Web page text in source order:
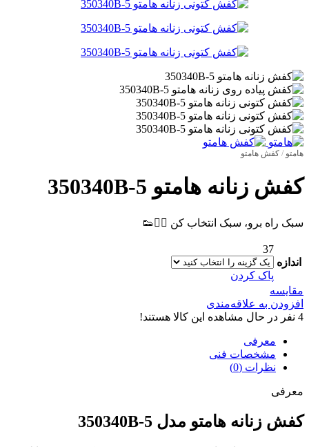
هامتو / کفش هامتو
کفش زنانه هامتو 350340B-5
سبک راه برو، سبک انتخاب کن 🚶‍♂️👟
اندازه
37
پاک کردن
مقایسه
افزودن به علاقه‌مندی
4 نفر در حال مشاهده این کالا هستند!
معرفی
مشخصات فنی
نظرات (0)
معرفی
کفش زنانه هامتو مدل 350340B-5